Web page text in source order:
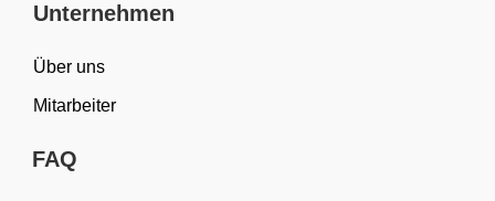
Unternehmen
Über uns
Mitarbeiter
FAQ